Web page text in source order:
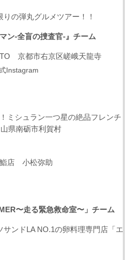
の弾丸グルメツアー！！
ン-全盲の捜査官-』チーム
京都市右京区嵯峨天龍寺
Instagram
ミシュラン一つ星の絶品フレンチ
山県南砺市利賀村
鮨店 小松弥助
〜走る緊急救命室〜」チーム
サンドLA NO.1の卵料理専門店「エ